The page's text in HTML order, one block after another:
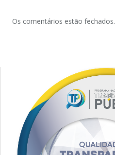
Os comentários estão fechados.